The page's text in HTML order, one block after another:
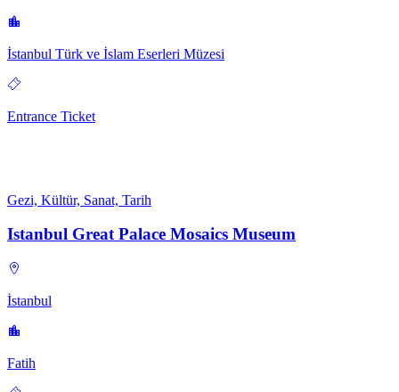
İstanbul Türk ve İslam Eserleri Müzesi
Entrance Ticket
Gezi, Kültür, Sanat, Tarih
Istanbul Great Palace Mosaics Museum
İstanbul
Fatih